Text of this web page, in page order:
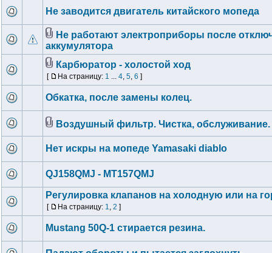
Не заводится двигатель китайского мопеда
Не работают электроприборы после
аккумулятора
Карбюратор - холостой ход
[ На страницу: 1 ... 4, 5, 6 ]
Обкатка, после замены колец.
Воздушный фильтр. Чистка, обслуживание.
Нет искры на мопеде Yamasaki diablo
QJ158QMJ - MT157QMJ
Регулировка клапанов на холодную или на
[ На страницу: 1, 2 ]
Mustang 50Q-1 стирается резина.